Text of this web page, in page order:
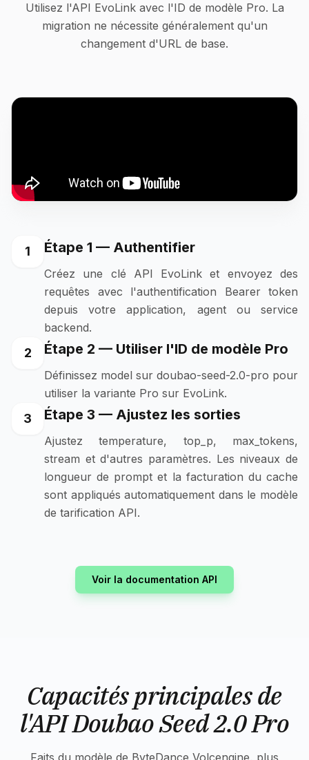
Utilisez l'API EvoLink avec l'ID de modèle Pro. La
migration ne nécessite généralement qu'un
changement d'URL de base.
1 Étape 1 — Authentifier
Créez une clé API EvoLink et envoyez des
requêtes avec l'authentification Bearer token
depuis votre application, agent ou service
backend.
2 Étape 2 — Utiliser l'ID de modèle Pro
Définissez model sur doubao-seed-2.0-pro pour
utiliser la variante Pro sur EvoLink.
3 Étape 3 — Ajustez les sorties
Ajustez temperature, top_p, max_tokens,
stream et d'autres paramètres. Les niveaux de
longueur de prompt et la facturation du cache
sont appliqués automatiquement dans le modèle
de tarification API.
Voir la documentation API
Capacités principales de
l'API Doubao Seed 2.0 Pro
Faits du modèle de ByteDance Volcengine, plus